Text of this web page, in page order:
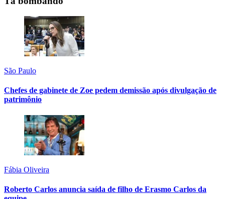
São Paulo
Chefes de gabinete de Zoe pedem demissão após divulgação de
patrimônio
Fábia Oliveira
Roberto Carlos anuncia saída de filho de Erasmo Carlos da